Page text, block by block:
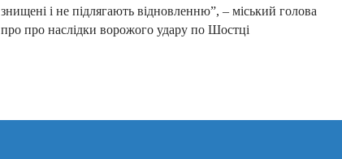
знищені і не підлягають відновленню”, – міський голова
про про наслідки ворожого удару по Шостці